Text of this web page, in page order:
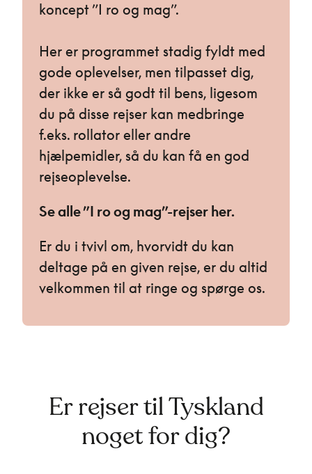
koncept ”I ro og mag”.
Her er programmet stadig fyldt med
gode oplevelser, men tilpasset dig,
der ikke er så godt til bens, ligesom
du på disse rejser kan medbringe
f.eks. rollator eller andre
hjælpemidler, så du kan få en god
rejseoplevelse.
Se alle ”I ro og mag”-rejser her.
Er du i tvivl om, hvorvidt du kan
deltage på en given rejse, er du altid
velkommen til at ringe og spørge os.
Er rejser til Tyskland
noget for dig?